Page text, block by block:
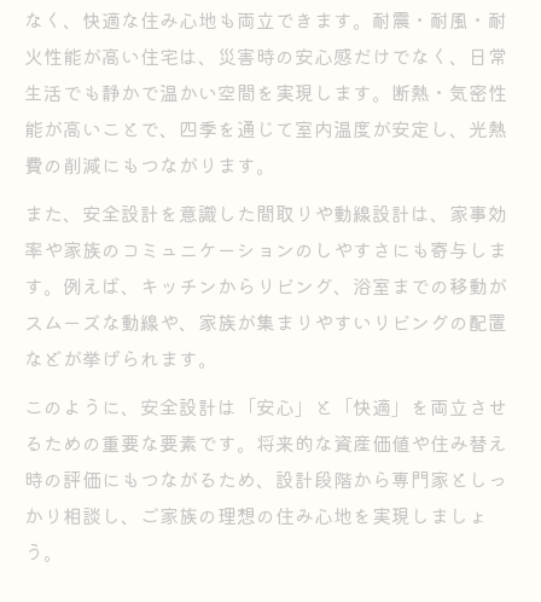
なく、快適な住み心地も両立できます。耐震・耐風・耐
火性能が高い住宅は、災害時の安心感だけでなく、日常
生活でも静かで温かい空間を実現します。断熱・気密性
能が高いことで、四季を通じて室内温度が安定し、光熱
費の削減にもつながります。
また、安全設計を意識した間取りや動線設計は、家事効
率や家族のコミュニケーションのしやすさにも寄与しま
す。例えば、キッチンからリビング、浴室までの移動が
スムーズな動線や、家族が集まりやすいリビングの配置
などが挙げられます。
このように、安全設計は「安心」と「快適」を両立させ
るための重要な要素です。将来的な資産価値や住み替え
時の評価にもつながるため、設計段階から専門家としっ
かり相談し、ご家族の理想の住み心地を実現しましょ
う。